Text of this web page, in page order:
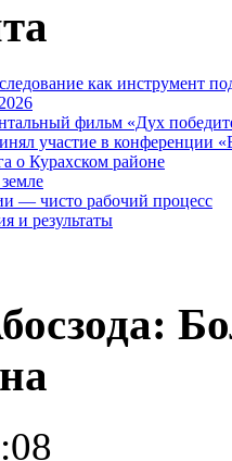
как инструмент
фильм «Дух
участие в конференции
о Курахском районе
— чисто рабочий процесс
и результаты